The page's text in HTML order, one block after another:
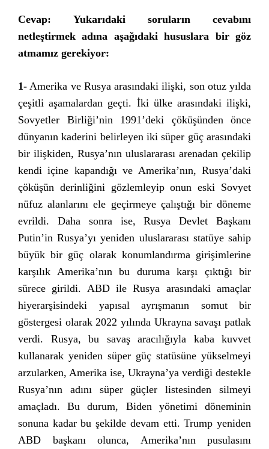
Cevap:
Yukarıdaki soruların cevabını
netleştirmek adına aşağıdaki hususlara bir göz
atmamız gerekiyor:
1- Amerika ve Rusya arasındaki ilişki, son otuz yılda
çeşitli aşamalardan geçti. İki ülke arasındaki ilişki,
Sovyetler Birliği’nin 1991’deki çöküşünden önce
dünyanın kaderini belirleyen iki süper güç arasındaki
bir ilişkiden, Rusya’nın uluslararası arenadan çekilip
kendi içine kapandığı ve Amerika’nın, Rusya’daki
çöküşün derinliğini gözlemleyip onun eski Sovyet
nüfuz alanlarını ele geçirmeye çalıştığı bir döneme
evrildi. Daha sonra ise, Rusya Devlet Başkanı
Putin’in Rusya’yı yeniden uluslararası statüye sahip
büyük bir güç olarak konumlandırma girişimlerine
karşılık Amerika’nın bu duruma karşı çıktığı bir
sürece girildi. ABD ile Rusya arasındaki amaçlar
hiyerarşisindeki yapısal ayrışmanın somut bir
göstergesi olarak 2022 yılında Ukrayna savaşı patlak
verdi. Rusya, bu savaş aracılığıyla kaba kuvvet
kullanarak yeniden süper güç statüsüne yükselmeyi
arzularken, Amerika ise, Ukrayna’ya verdiği destekle
Rusya’nın adını süper güçler listesinden silmeyi
amaçladı. Bu durum, Biden yönetimi döneminin
sonuna kadar bu şekilde devam etti. Trump yeniden
ABD başkanı olunca, Amerika’nın pusulasını